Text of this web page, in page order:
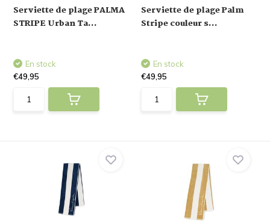
Serviette de plage PALMA
STRIPE Urban Ta...
En stock
€49,95
Serviette de plage Palm
Stripe couleur s...
En stock
€49,95